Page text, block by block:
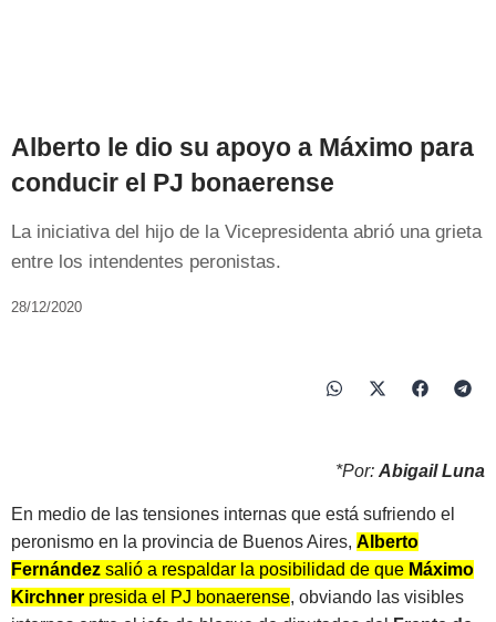
Alberto le dio su apoyo a Máximo para
conducir el PJ bonaerense
La iniciativa del hijo de la Vicepresidenta abrió una grieta
entre los intendentes peronistas.
28/12/2020
*Por: Abigail Luna
En medio de las tensiones internas que está sufriendo el
peronismo en la provincia de Buenos Aires, Alberto
Fernández salió a respaldar la posibilidad de que Máximo
Kirchner presida el PJ bonaerense, obviando las visibles